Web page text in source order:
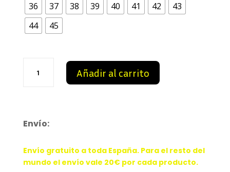
was:
is:
36 37 38 39 40 41 42
43
44
45
Crystals
Añadir al carrito
Envío:
Envío gratuito a toda España. Para el resto del
mundo el envío vale 20€ por cada producto.